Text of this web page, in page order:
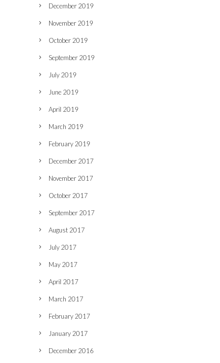
December 2019
November 2019
October 2019
September 2019
July 2019
June 2019
April 2019
March 2019
February 2019
December 2017
November 2017
October 2017
September 2017
August 2017
July 2017
May 2017
April 2017
March 2017
February 2017
January 2017
December 2016